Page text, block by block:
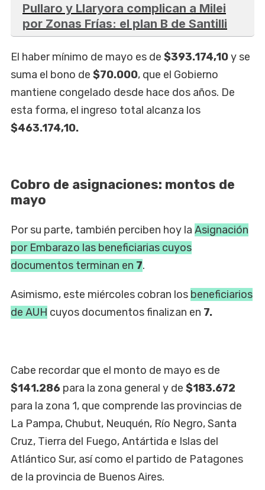
Pullaro y Llaryora complican a Milei
por Zonas Frías: el plan B de Santilli
El haber mínimo de mayo es de $393.174,10y se
suma el bono de $70.000, que el Gobierno
mantiene congelado desde hace dos años. De
esta forma, el ingreso total alcanza los
$463.174,10.
Cobro de asignaciones: montos de
mayo
Por su parte, también perciben hoy la Asignación
por Embarazo las beneficiarias cuyos
documentos terminan en 7.
Asimismo, este miércoles cobran los beneficiarios
de AUH cuyos documentos finalizan en 7.
Cabe recordar que el monto de mayo es de
$141.286 para la zona general y de $183.672
para la zona 1, que comprende las provincias de
La Pampa, Chubut, Neuquén, Río Negro, Santa
Cruz, Tierra del Fuego, Antártida e Islas del
Atlántico Sur, así como el partido de Patagones
de la provincia de Buenos Aires.